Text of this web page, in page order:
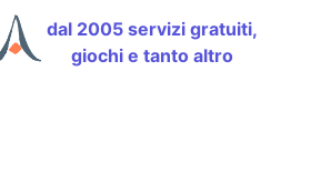
dal 2005 servizi gratuiti,
giochi e tanto altro